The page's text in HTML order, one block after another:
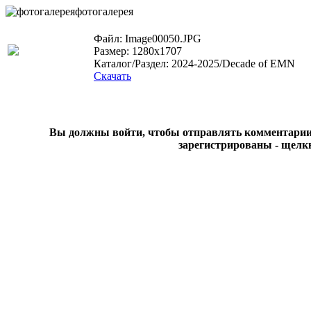
фотогалерея
Файл: Image00050.JPG
Размер: 1280x1707
Каталог/Раздел: 2024-2025/Decade of EMN
Скачать
Вы должны войти, чтобы отправлять комментарии
зарегистрированы -